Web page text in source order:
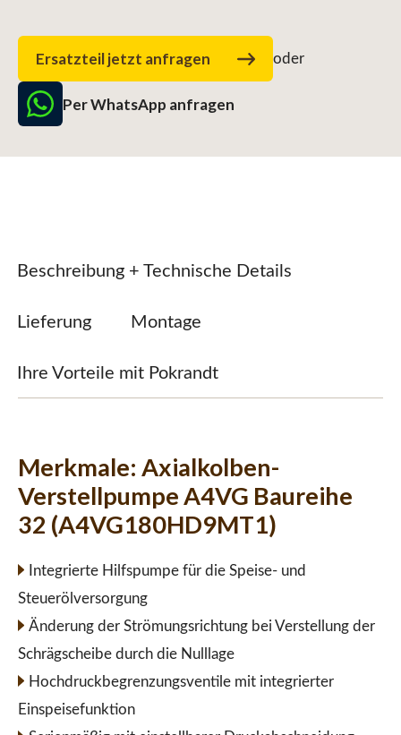
Ersatzteil jetzt anfragen oder
Per WhatsApp anfragen
Beschreibung + Technische Details
Lieferung Montage
Ihre Vorteile mit Pokrandt
Merkmale: Axialkolben-
Verstellpumpe A4VG Baureihe
32 (A4VG180HD9MT1)
Integrierte Hilfspumpe für die Speise- und
Steuerölversorgung
Änderung der Strömungsrichtung bei Verstellung der
Schrägscheibe durch die Nulllage
Hochdruckbegrenzungsventile mit integrierter
Einspeisefunktion